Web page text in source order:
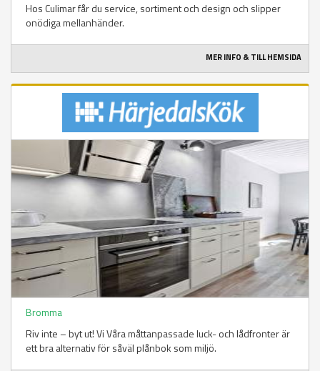
Hos Culimar får du service, sortiment och design och slipper
onödiga mellanhänder.
MER INFO & TILL HEMSIDA
Bromma
Riv inte – byt ut! Vi Våra måttanpassade luck- och lådfronter är
ett bra alternativ för såväl plånbok som miljö.